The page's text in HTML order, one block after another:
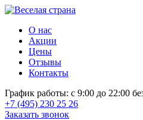
О нас
Акции
Цены
Отзывы
Контакты
График работы: с 9:00 до 22:00
+7 (495) 230 25 26
Заказать звонок